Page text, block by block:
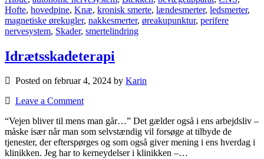
Hofte, hovedpine, Knæ, kronisk smerte, lændesmerter, ledsmerter,
magnetiske ørekugler, nakkesmerter, øreakupunktur, perifere
nervesystem, Skader, smertelindring
Idrætsskadeterapi
Posted on februar 4, 2024 by Karin
Leave a Comment
“Vejen bliver til mens man går…” Det gælder også i ens arbejdsliv –
måske især når man som selvstændig vil forsøge at tilbyde de
tjenester, der efterspørges og som også giver mening i ens hverdag i
klinikken. Jeg har to kerneydelser i klinikken –…